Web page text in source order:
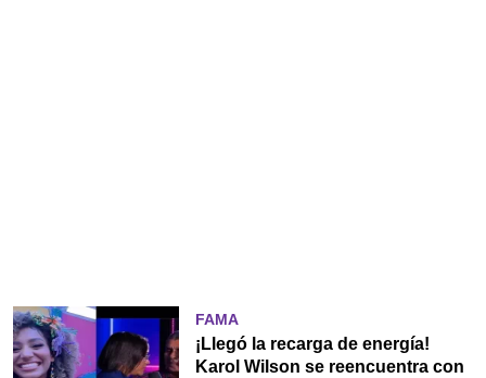
FAMA
¡Llegó la recarga de energía!
Karol Wilson se reencuentra con